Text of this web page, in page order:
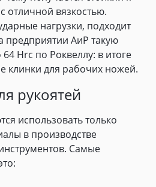
отличной вязкостью.
нагрузки, подходит
предприятии АиР такую
Hrc по Роквеллу: в итоге
клинки для рабочих ножей.
рукоятей
использовать только
в производстве
Самые